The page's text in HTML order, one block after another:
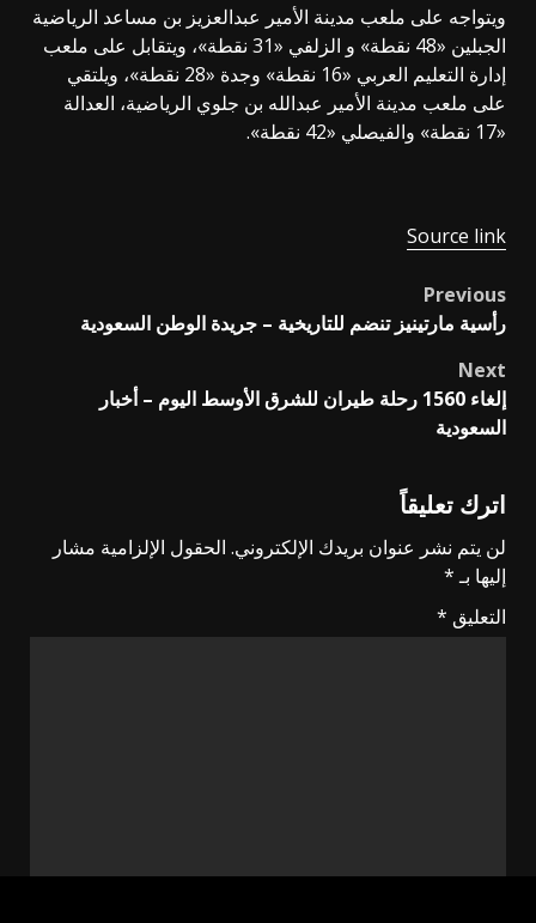
ويتواجه على ملعب مدينة اﻷمير عبدالعزيز بن مساعد الرياضية
الجبلين «48 نقطة» و الزلفي «31 نقطة»، ويتقابل على ملعب
إدارة التعليم العربي «16 نقطة» وجدة «28 نقطة»، ويلتقي
على ملعب مدينة اﻷمير عبدالله بن جلوي الرياضية، العدالة
«17 نقطة» والفيصلي «42 نقطة».
Source link
Post
navigation
Previous
رأسية مارتينيز تنضم للتاريخية – جريدة الوطن السعودية
Next
إلغاء 1560 رحلة طيران للشرق الأوسط اليوم – أخبار
السعودية
اترك تعليقاً
لن يتم نشر عنوان بريدك الإلكتروني. الحقول الإلزامية مشار
إليها بـ*
التعليق *